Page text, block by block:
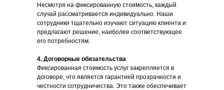
Несмотря на фиксированную стоимость, каждый
случай рассматривается индивидуально. Наши
сотрудники тщательно изучают ситуацию клиента и
предлагают решение, наиболее соответствующее
его потребностям.
4. Договорные обязательства
Фиксированная стоимость услуг закрепляется в
договоре, что является гарантией прозрачности и
честности сотрудничества. Это также обеспечивает